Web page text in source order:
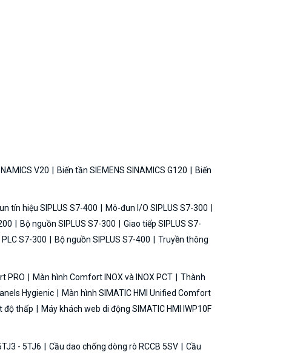
V20 Biến tần SIEMENS SINAMICS G120
Biến
tín hiệu SIPLUS S7-400
Mô-đun I/O SIPLUS S7-300
Bộ nguồn SIPLUS S7-300
Giao tiếp SIPLUS S7-
PLC S7-300 Bộ nguồn SIPLUS S7-400
Truyền thông
PRO Màn hình Comfort INOX và INOX PCT
Thành
Hygienic
Màn hình SIMATIC HMI Unified Comfort
độ thấp
Máy khách web di động SIMATIC HMI IWP10F
- 5TJ6 Cầu dao chống dòng rò RCCB 5SV
Cầu